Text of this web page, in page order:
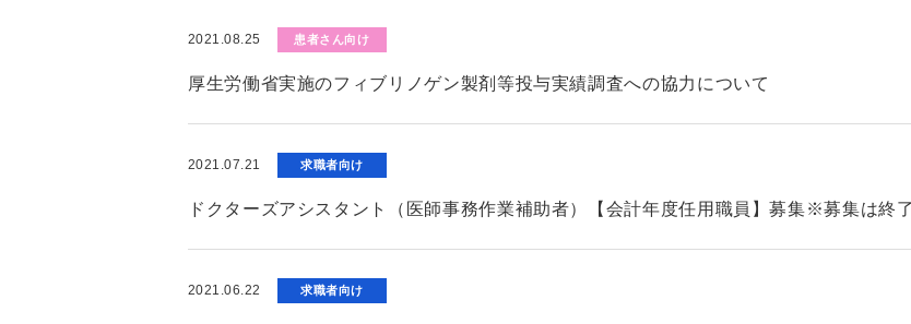
2021.08.25 患者さん向け
厚生労働省実施のフィブリノゲン製剤等投与実績調査への協力について
2021.07.21 求職者向け
ドクターズアシスタント（医師事務作業補助者）【会計年度任用職員】募集※募集は終
2021.06.22 求職者向け